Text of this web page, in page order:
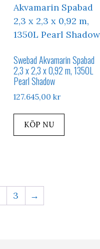
Swebad Akvamarin Spabad
2,3 x 2,3 x 0,92 m, 1350L
Pearl Shadow
127.645,00 kr
KÖP NU
3 →